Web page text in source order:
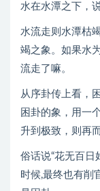
水在水潭之下，
水流走则水潭枯
竭之象。如果水
流走了嘛。
从序卦传上看，
困卦的象，用一
升到极致，则再
俗话说“花无百日
时候,最终也有削